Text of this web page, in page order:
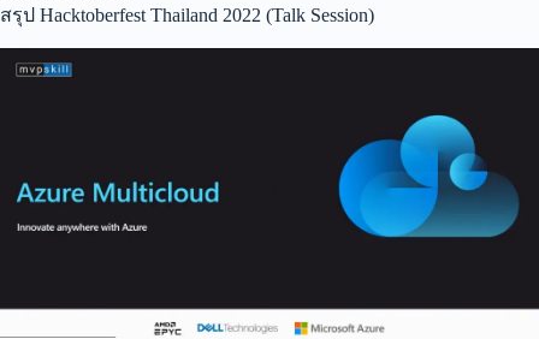
สรุป Hacktoberfest Thailand 2022 (Talk Session)